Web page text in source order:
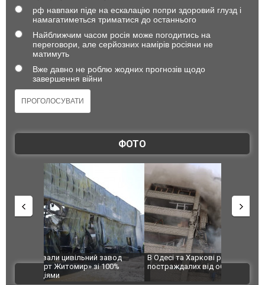
рф навпаки піде на ескалацію попри здоровий глузд і
намагатиметься триматися до останнього
Найближчим часом росія може погодитись на
переговори, але серйозних намірів росіяни не
матимуть
Вже давно не роблю жодних прогнозів щодо
завершення війни
ФОТО
В Одесі та Харкові різко зросла кількість
постраждалих від обстрілу РФ
Ворог
двоє
після
ВІДЕО